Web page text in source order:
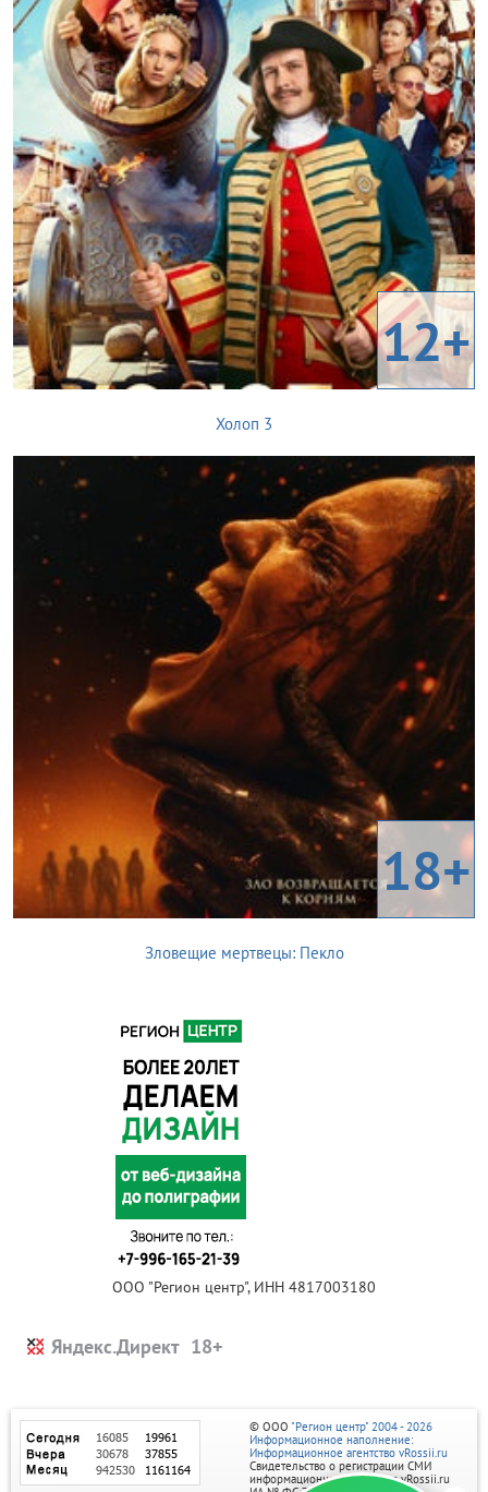
12+
Холоп 3
18+
Зловещие мертвецы: Пекло
ООО "Регион центр", ИНН 4817003180
Яндекс.Директ
© ООО "Регион центр" 2004 - 2026
Информационное наполнение:
Информационное агентство vRossii.ru
Свидетельство о регистрации СМИ
информационного агентства vRossii.ru